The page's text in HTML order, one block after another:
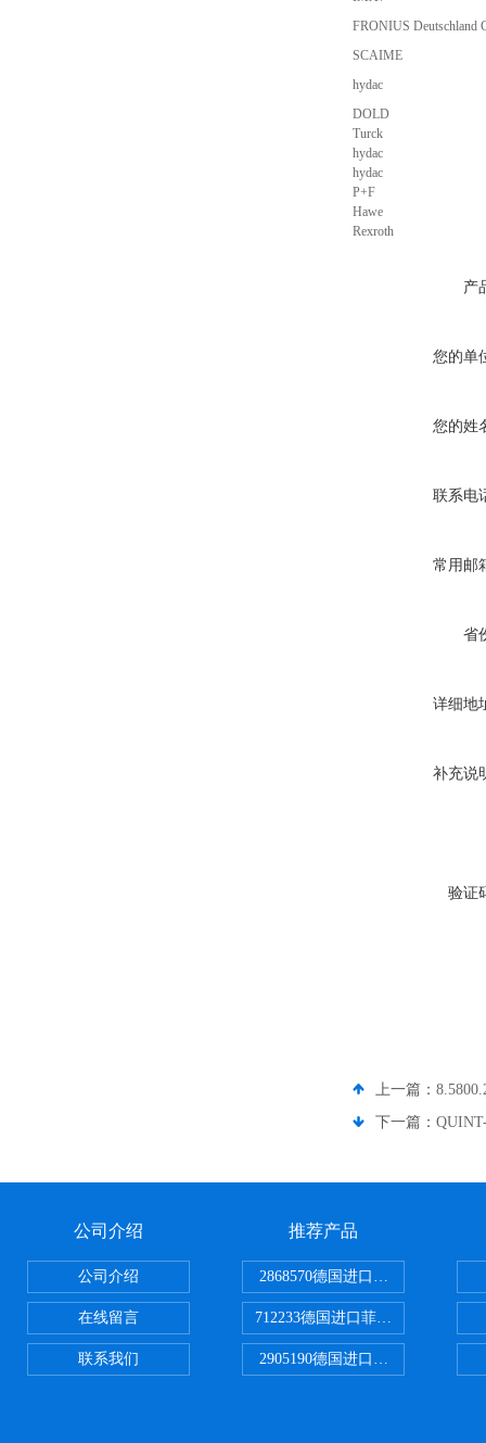
FRONIUS Deutschland
SCAIME
hydac
DOLD
Turck
hydac
hydac
P+F
Hawe
Rexroth
产
您的单
您的姓
联系电
常用邮
省
详细地
补充说
验证
上一篇：
下一篇：
公司介绍
公司介绍
在线留言
联系我们
推荐产品
2868570德国进口菲尼克斯电源
712233德国进口菲尼克斯断路器
2905190德国进口菲尼克斯继电器